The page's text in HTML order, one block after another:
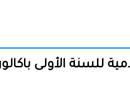
الأولى باكالوريا